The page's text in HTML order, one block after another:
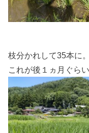
枝分かれして35本に。
これが後１ヵ月ぐら